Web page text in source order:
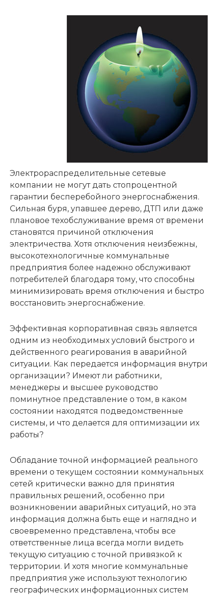
Электрораспределительные сетевые
компании не могут дать стопроцентной
гарантии бесперебойного энергоснабжения.
Сильная буря, упавшее дерево, ДТП или даже
плановое техобслуживание время от времени
становятся причиной отключения
электричества. Хотя отключения неизбежны,
высокотехнологичные коммунальные
предприятия более надежно обслуживают
потребителей благодаря тому, что способны
минимизировать время отключения и быстро
восстановить энергоснабжение.
Эффективная корпоративная связь является
одним из необходимых условий быстрого и
действенного реагирования в аварийной
ситуации. Как передается информация внутри
организации? Имеют ли работники,
менеджеры и высшее руководство
поминутное представление о том, в каком
состоянии находятся подведомственные
системы, и что делается для оптимизации их
работы?
Обладание точной информацией реального
времени о текущем состоянии коммунальных
сетей критически важно для принятия
правильных решений, особенно при
возникновении аварийных ситуаций, но эта
информация должна быть еще и наглядно и
своевременно представлена, чтобы все
ответственные лица всегда могли видеть
текущую ситуацию с точной привязкой к
территории. И хотя многие коммунальные
предприятия уже используют технологию
географических информационных систем